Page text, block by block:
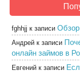
fghhjj к записи Обзор
Андрей к записи
онлайн займов в
Евгений к записи